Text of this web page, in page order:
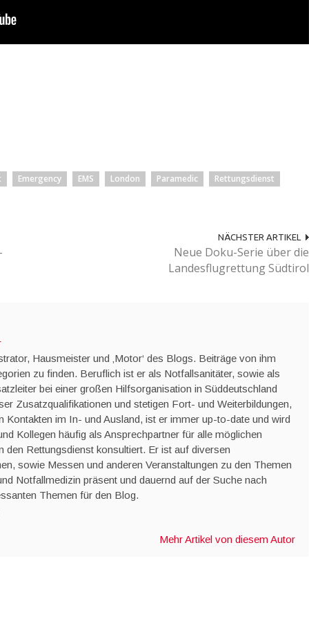
Emergency EMS London Paramedic
Rettungsdienst
NÄCHSTER ARTIKEL
Neue Doku-Serie über die
Landesflugrettung Südtirol
Hausmeister und ‚Motor‘ des Blogs. Beiträge von ihm
zu finden. Beruflich ist er als Notfallsanitäter, sowie als
bei einer großen Hilfsorganisation in Süddeutschland
Zusatzqualifikationen und stetigen Fort- und Weiterbildungen,
Kontakten im In- und Ausland, ist er immer up-to-date und wird
Kollegen häufig als Ansprechpartner für alle möglichen
den Rettungsdienst konsultiert. Er ist auf diversen
sowie Messen und anderen Veranstaltungen zu den Themen
Notfallmedizin präsent und dauernd auf der Suche nach
Themen für den Blog.
Mehr Artikel von diesem Autor